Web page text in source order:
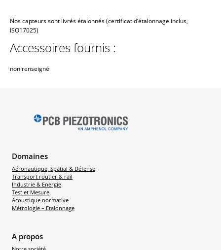
Nos capteurs sont livrés étalonnés (certificat d’étalonnage inclus,
ISO17025)
Accessoires fournis :
non renseigné
Domaines
Aéronautique, Spatial & Défense
Transport routier & rail
Industrie & Energie
Test et Mesure
Acoustique normative
Métrologie – Etalonnage
A propos